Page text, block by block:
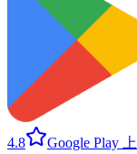
4.8 Google Play 上